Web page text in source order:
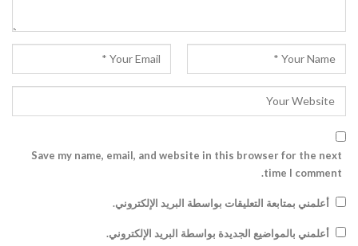
Save my name, email, and website in this browser for the next
time I comment.
أعلمني بمتابعة التعليقات بواسطة البريد الإلكتروني.
أعلمني بالمواضيع الجديدة بواسطة البريد الإلكتروني.